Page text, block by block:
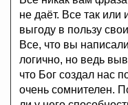
не даёт. Все так или
выгоду в пользу
Все, что вы
логично, но ведь
что Бог создал нас
очень сомнителен.